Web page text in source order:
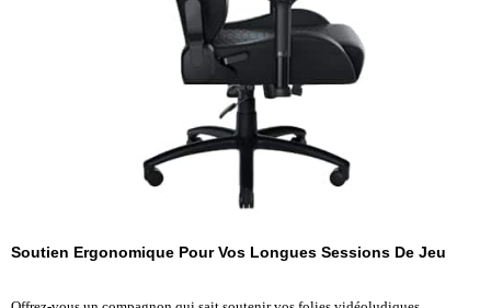
Soutien Ergonomique Pour Vos Longues Sessions De Jeu